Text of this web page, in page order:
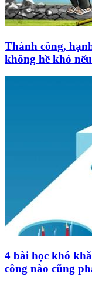
Thành công,
không hề khó
4 bài học khó
công nào cũng